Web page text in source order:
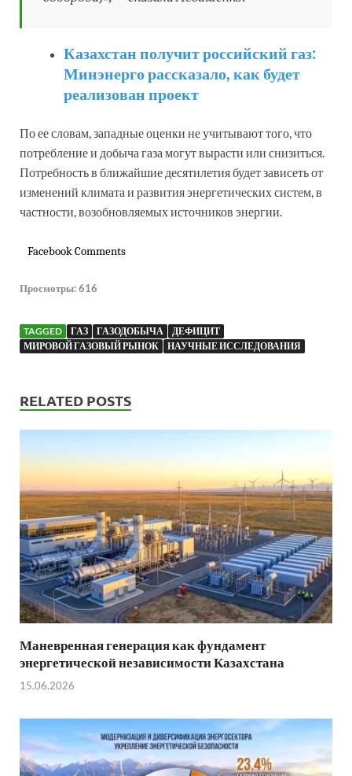
Казахстан получит российский газ:
Минэнерго рассказало, как будет
реализован проект
По ее словам, западные оценки не учитывают того, что
потребление и добыча газа могут вырасти или снизиться.
Потребность в ближайшие десятилетия будет зависеть от
изменений климата и развития энергетических систем, в
частности, возобновляемых источников энергии.
Facebook Comments
Просмотры:616
TAGGED ГАЗ ГАЗОДОБЫЧА
ДЕФИЦИТ
МИРОВОЙ ГАЗОВЫЙ РЫНОК
НАУЧНЫЕ ИССЛЕДОВАНИЯ
RELATED POSTS
Маневренная генерация как фундамент
энергетической независимости Казахстана
15.06.2026